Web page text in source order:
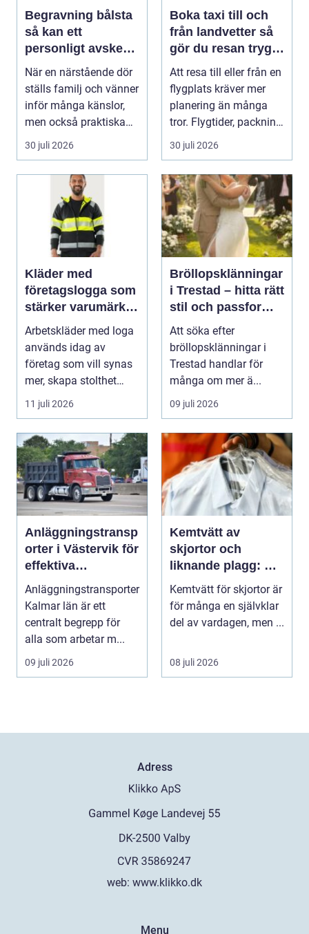
Begravning bålsta
så kan ett
personligt avsked
formas
När en närstående dör
ställs familj och vänner
inför många känslor,
men också praktiska
beslut. En b...
30 juli 2026
Boka taxi till och
från landvetter så
gör du resan trygg
och smidig
Att resa till eller från en
flygplats kräver mer
planering än många
tror. Flygtider, packning,
säker...
30 juli 2026
Kläder med
företagslogga som
stärker varumärket
varje dag
Arbetskläder med loga
används idag av
företag som vill synas
mer, skapa stolthet
inte...
11 juli 2026
Bröllopsklänningar
i Trestad – hitta rätt
stil och passform
inför den stora
dagen
Att söka efter
bröllopsklänningar i
Trestad handlar för
många om mer ä...
09 juli 2026
Anläggningstransp
orter i Västervik för
effektiva
byggprojekt
Anläggningstransporter
Kalmar län är ett
centralt begrepp för
alla som arbetar m...
09 juli 2026
Kemtvätt av
skjortor och
liknande plagg: Så
fungerar
professionell
klädvård i
Kemtvätt för skjortor är
för många en självklar
del av vardagen, men ...
08 juli 2026
Adress
web: www.klikko.dk
Menu